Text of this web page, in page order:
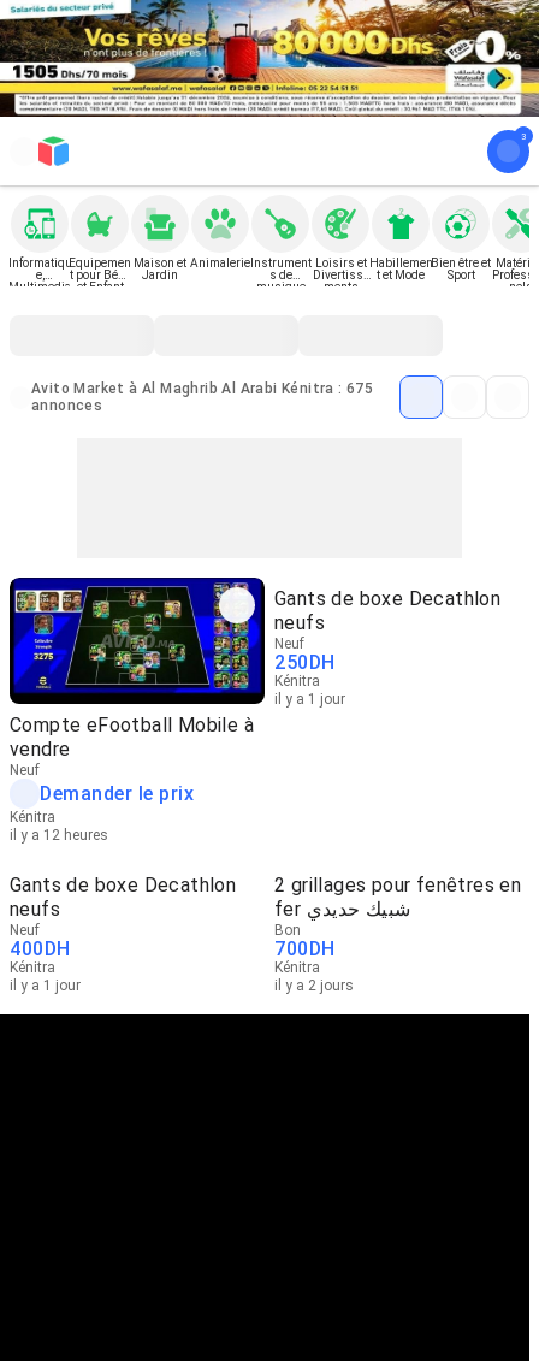
Informatiqu
e,
Multimedia
Equipemen
t pour Bébé
et Enfant
Maison et
Jardin
AnimalerieInstrument
s de
musique
Loisirs et
Divertisse
ments
Habillemen
t et Mode
Bien être et
Sport
nels
Avito Market à Al Maghrib Al Arabi Kénitra : 675
annonces
Compte eFootball Mobile à
vendre
Neuf
Demander le prix
Kénitra
il y a 12 heures
Gants de boxe Decathlon
neufs
Neuf
250DH
Kénitra
il y a 1 jour
Gants de boxe Decathlon
neufs
Neuf
400DH
Kénitra
il y a 1 jour
2 grillages pour fenêtres en
fer شبيك حديدي
Bon
700DH
Kénitra
il y a 2 jours